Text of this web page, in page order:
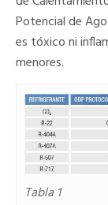
Potencial de
es tóxico ni
menores.
Tabla 1